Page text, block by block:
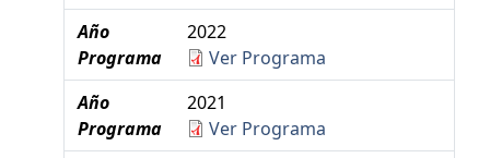
Año
2022
Programa
Ver Programa
Año
2021
Programa
Ver Programa